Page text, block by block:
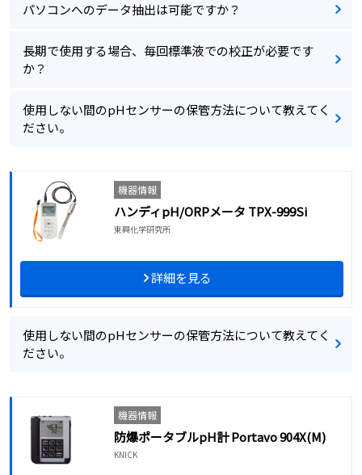
パソコンへのデータ抽出は可能ですか？
長期で使用する場合、毎回標準液での校正が必要です
か？
使用しない間のpHセンサーの保管方法について教えてく
ださい。
機器情報
ハンディpH/ORPメータ TPX-999Si
東興化学研究所
詳細を見る
使用しない間のpHセンサーの保管方法について教えてく
ださい。
機器情報
防爆ポータブルpH計 Portavo 904X(M)
KNICK